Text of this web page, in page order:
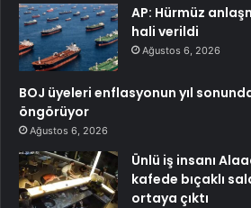
AP: Hürmüz
hali verildi
Ağustos 6, 2026
BOJ üyeleri enflasyonun yıl
öngörüyor
Ağustos 6, 2026
Ünlü iş insanı
kafede bıçaklı
ortaya çıktı